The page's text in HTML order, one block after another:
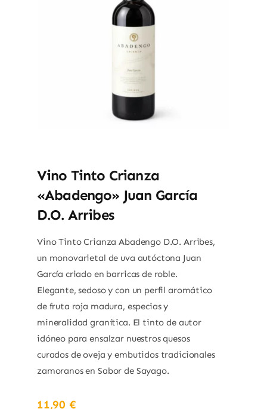
Vino Tinto Crianza
«Abadengo» Juan García
D.O. Arribes
Vino Tinto Crianza Abadengo D.O. Arribes,
un monovarietal de uva autóctona Juan
García criado en barricas de roble.
Elegante, sedoso y con un perfil aromático
de fruta roja madura, especias y
mineralidad granítica. El tinto de autor
idóneo para ensalzar nuestros quesos
curados de oveja y embutidos tradicionales
zamoranos en Sabor de Sayago.
11,90 €